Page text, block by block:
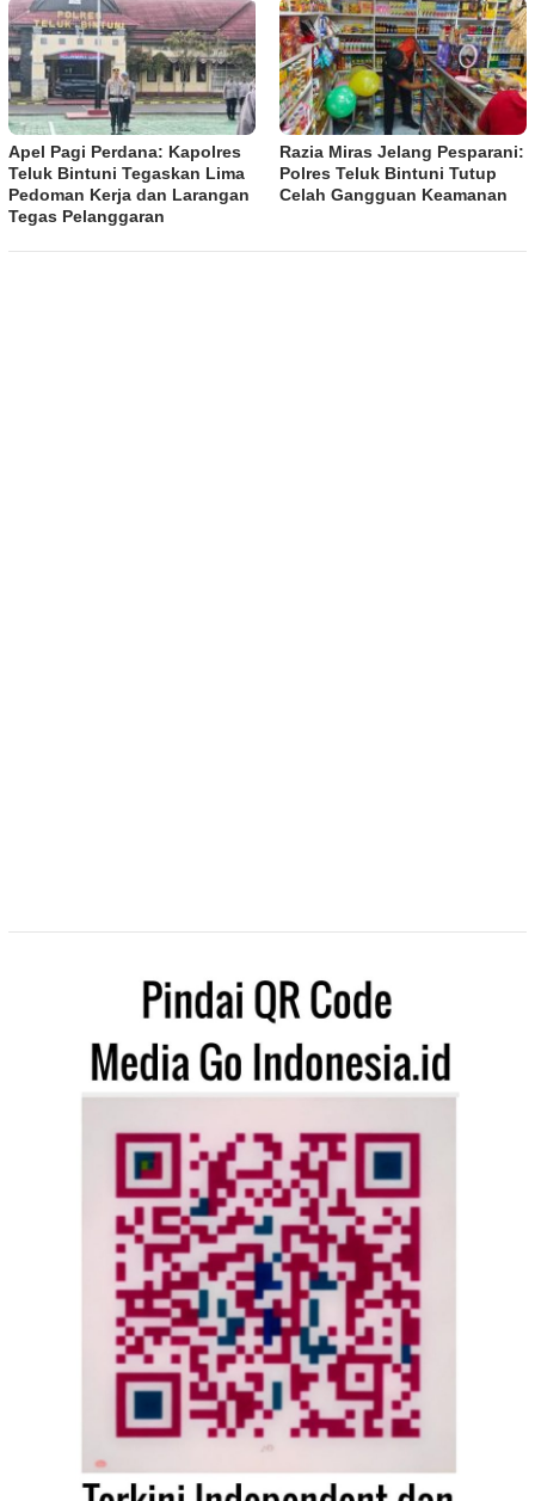
Apel Pagi Perdana: Kapolres
Teluk Bintuni Tegaskan Lima
Pedoman Kerja dan Larangan
Tegas Pelanggaran
Razia Miras Jelang Pesparani:
Polres Teluk Bintuni Tutup
Celah Gangguan Keamanan